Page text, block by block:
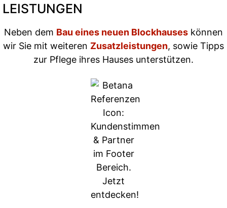
LEISTUNGEN
Neben dem Bau eines neuen Blockhauses können
wir Sie mit weiteren Zusatzleistungen, sowie Tipps
zur Pflege ihres Hauses unterstützen.